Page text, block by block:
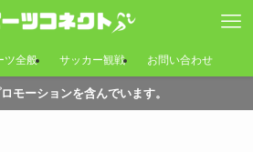
ツ全般 サッカー観戦 お問い合わせ
モーションを含んでいます。